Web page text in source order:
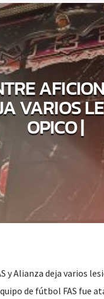
VARIOS
OPICO |
y Alianza deja varios
de fútbol FAS fue